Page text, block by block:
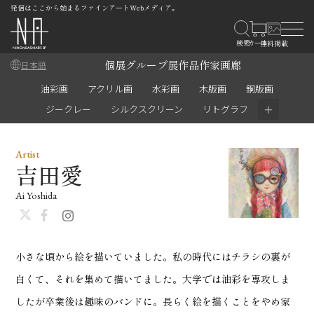
発信はここから始まるファインアートWebメディア。
日本語 個展グループ展作品作家画廊
油彩画 アクリル画 水彩画 木版画
銅版画
ジークレー
シルクスクリーン リトグラフ ＋
小さな頃から絵を描いていました。私の時代にはチラシの裏が
白くて、それを集めて描いてました。大学では油彩を専攻しま
したが卒業後は趣味のバンドに。長らく絵を描くことをやめ家
Artist
吉田愛
Ai Yoshida